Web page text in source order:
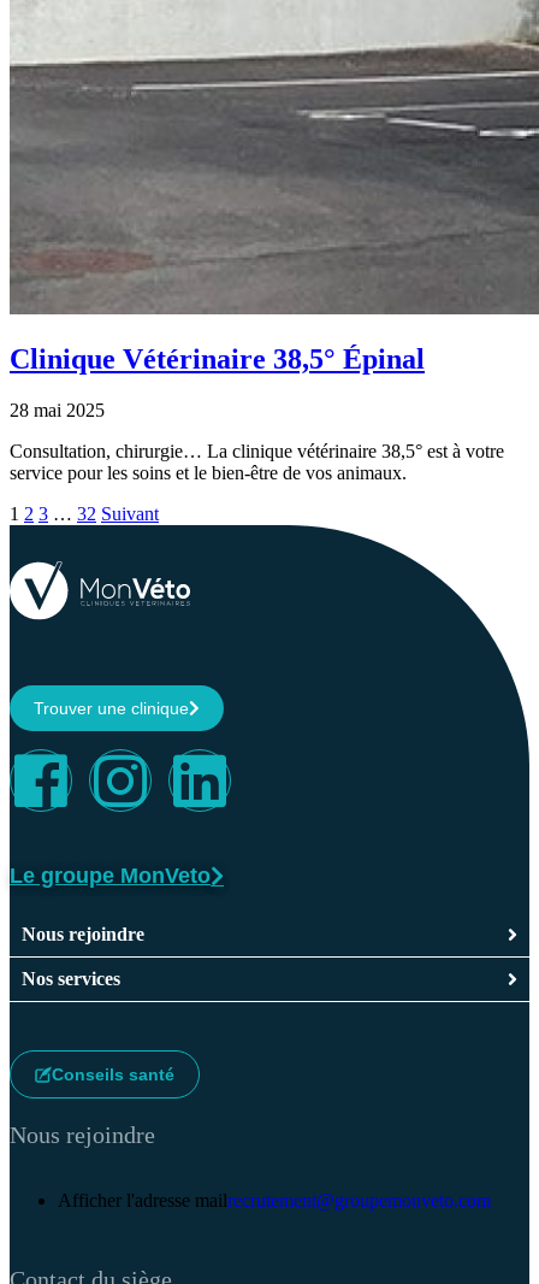
Clinique Vétérinaire 38,5° Épinal
28 mai 2025
Consultation, chirurgie… La clinique vétérinaire 38,5° est à votre
service pour les soins et le bien-être de vos animaux.
1 2 3 … 32 Suivant
Trouver une clinique
Le groupe MonVeto
Nous rejoindre
Nos services
Conseils santé
Nous rejoindre
Afficher l'adresse mailrecrutement@groupemonveto.com